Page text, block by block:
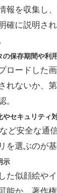
報を収集し
確に説明さ
の保存期間や利
ロードした
れないか、
。
やセキュリティ
ど安全な通
を選ぶのが基
示
た似顔絵や